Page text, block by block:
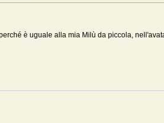
è uguale alla mia Milù da piccola,